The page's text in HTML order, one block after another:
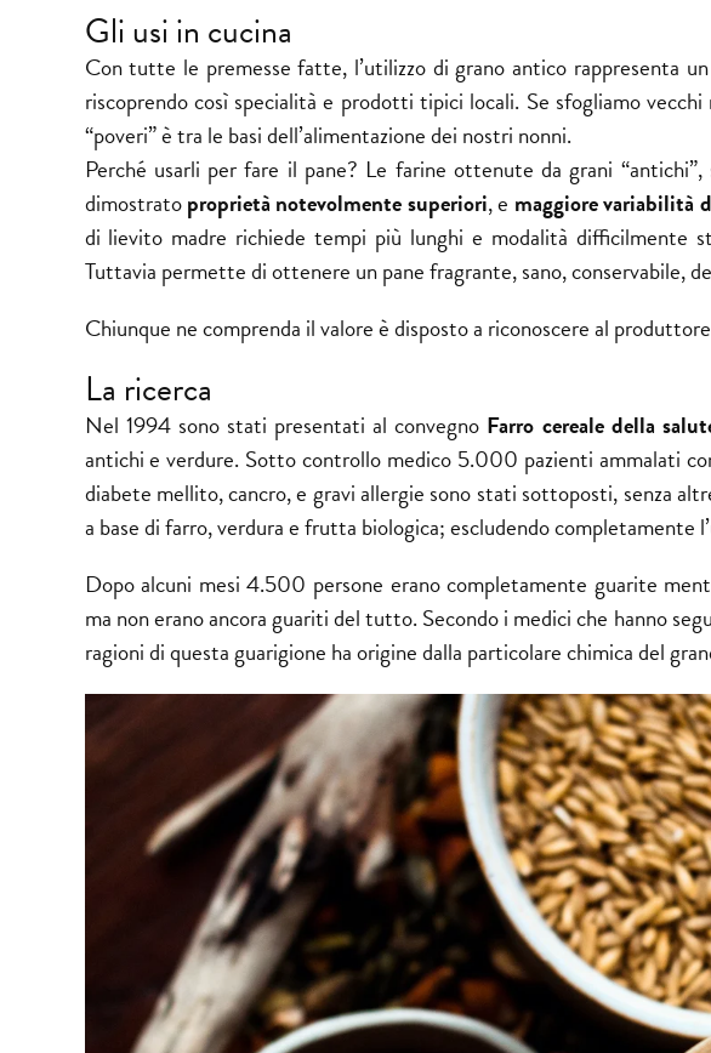
Gli usi in cucina
Con tutte le premesse fatte, l’utilizzo di grano antico rappresenta
riscoprendo così specialità e prodotti tipici locali. Se sfogliamo
“poveri” è tra le basi dell’alimentazione dei nostri nonni.
Perché usarli per fare il pane? Le farine ottenute da grani
dimostratoproprietà notevolmente superiori, e maggiore
di lievito madre richiede tempi più lunghi e modalità difficilmente
Tuttavia permette di ottenere un pane fragrante, sano, conservabile,
Chiunque ne comprenda il valore è disposto a riconoscere al
La ricerca
Nel 1994 sono stati presentati al convegno Farro cereale della
antichi e verdure. Sotto controllo medico 5.000 pazienti ammalati
diabete mellito, cancro, e gravi allergie sono stati sottoposti, senza
a base di farro, verdura e frutta biologica; escludendo completamente
Dopo alcuni mesi 4.500 persone erano completamente guarite
ma non erano ancora guariti del tutto. Secondo i medici che hanno
ragioni di questa guarigione ha origine dalla particolare chimica del